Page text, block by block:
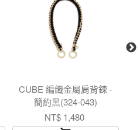
CUBE 編織金屬肩背鍊 -
簡約黑(324-043)
NT$ 1,480